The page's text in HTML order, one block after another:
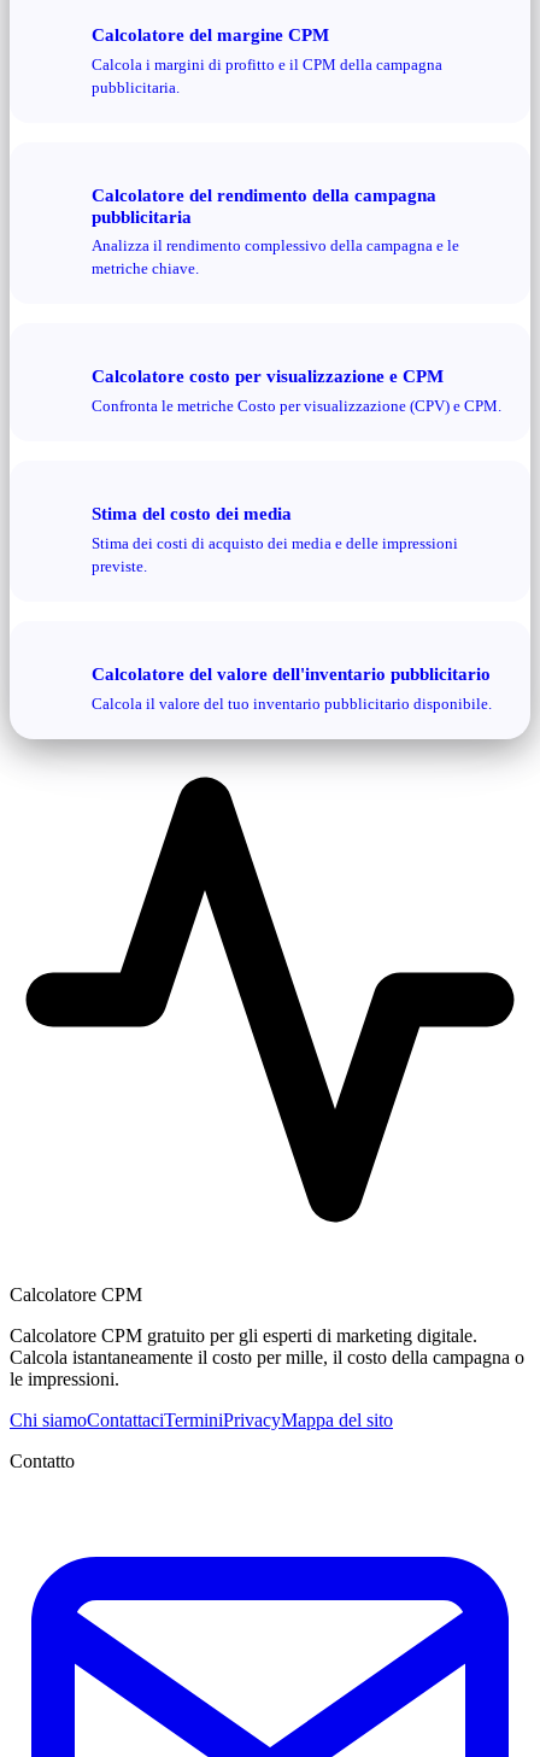
Calcolatore del margine CPM
Calcola i margini di profitto e il CPM della campagna
pubblicitaria.
Calcolatore del rendimento della campagna
pubblicitaria
Analizza il rendimento complessivo della campagna e le
metriche chiave.
Calcolatore costo per visualizzazione e CPM
Confronta le metriche Costo per visualizzazione (CPV) e CPM.
Stima del costo dei media
Stima dei costi di acquisto dei media e delle impressioni
previste.
Calcolatore del valore dell'inventario pubblicitario
Calcola il valore del tuo inventario pubblicitario disponibile.
Calcolatore CPM
Calcolatore CPM gratuito per gli esperti di marketing digitale.
Calcola istantaneamente il costo per mille, il costo della campagna o
le impressioni.
Chi siamoContattaciTerminiPrivacyMappa del sito
Contatto